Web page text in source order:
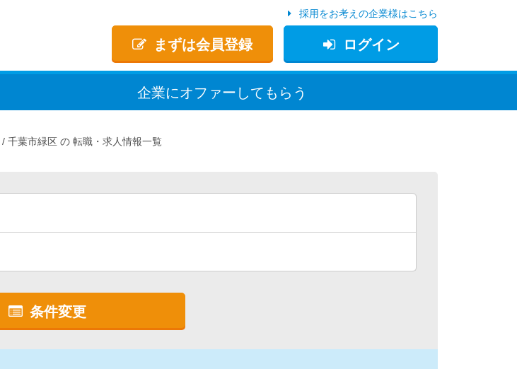
まずは会員登録 ログイン
採用をお考えの企業様はこちら
企業にオファー してもらう
千葉市緑区 転職・求人情報一覧
条件変更